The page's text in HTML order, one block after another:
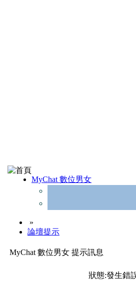
MyChat 數位男女
»
論壇提示
MyChat 數位男女 提示訊息
狀態:發生錯